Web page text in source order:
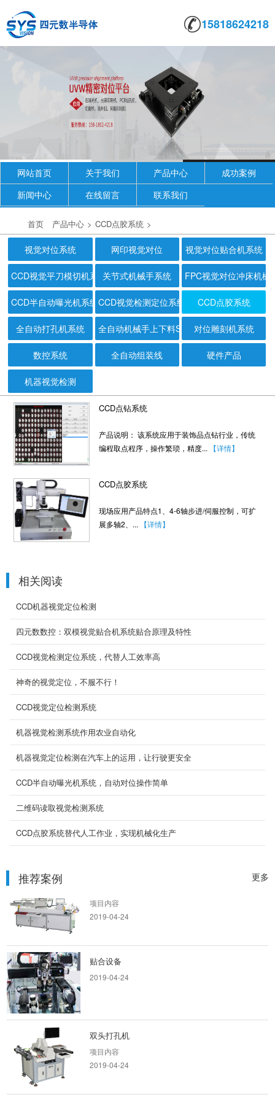
15818624218
网站首页 关于我们 产品中心
成功案例
新闻中心
在线留言 联系我们
首页 产品中心 > CCD点胶系统 >
视觉对位系统 网印视觉对位 视觉对位贴合机系统
CCD视觉平刀模切机系统关节式机械手系统 FPC视觉对位冲床机械
CCD半自动曝光机系统CCD视觉检测定位系统 CCD点胶系统
全自动打孔机系统 全自动机械手上下料ST共用测试机系统
对位雕刻机系统
数控系统 全自动组装线 硬件产品
机器视觉检测
CCD点钻系统
产品说明： 该系统应用于装饰品点钻行业，传统
编程取点程序，操作繁琐，精度... 【详情】
CCD点胶系统
现场应用产品特点1、4-6轴步进/伺服控制，可扩
展多轴2、... 【详情】
相关阅读
CCD机器视觉定位检测
四元数数控：双模视觉贴合机系统贴合原理及特性
CCD视觉检测定位系统，代替人工效率高
神奇的视觉定位，不服不行！
CCD视觉定位检测系统
机器视觉检测系统作用农业自动化
机器视觉定位检测在汽车上的运用，让行驶更安全
CCD半自动曝光机系统，自动对位操作简单
二维码读取视觉检测系统
CCD点胶系统替代人工作业，实现机械化生产
更多
推荐案例
关节式机械手
项目内容
平刀模切机系统
2019-04-24
项目内容
2019-04-24
贴合设备
2019-04-24
双头打孔机
项目内容
2019-04-24